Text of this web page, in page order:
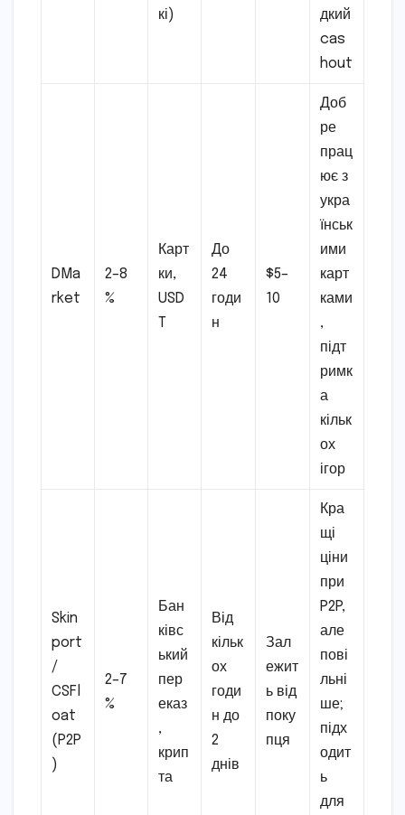
кі)
дкий
cas
hout
DMa
rket
2–8
%
Карт
ки,
USD
T
До
24
годи
н
$5–
10
Доб
ре
прац
ює з
укра
їнськ
ими
карт
ками
,
підт
римк
а
кільк
ох
ігор
Skin
port
/
CSFl
oat
(P2P
)
2–7
%
Бан
ківс
ький
пер
еказ
,
крип
та
Від
кільк
ох
годи
н до
2
днів
Зал
ежит
ь від
поку
пця
Кра
щі
ціни
при
P2P,
але
пові
льні
ше;
підх
одит
ь
для